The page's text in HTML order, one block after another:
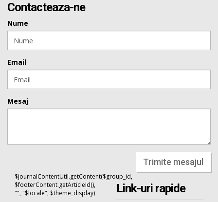
Contacteaza-ne
Nume
Email
Mesaj
Trimite mesajul
$journalContentUtil.getContent($group_id,
$footerContent.getArticleId(),
"", "$locale", $theme_display)
Link-uri rapide